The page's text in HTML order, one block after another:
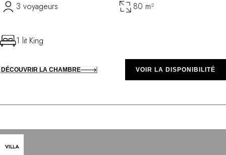
3 voyageurs 80 m²
1 lit King
DÉCOUVRIR LA CHAMBRE VOIR LA DISPONIBILITÉ
VILLA